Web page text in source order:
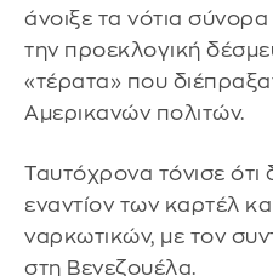
άνοιξε τα νότια
την προεκλογική
«τέρατα» που
Αμερικανών πολιτών.
Ταυτόχρονα τόνισε ότι
εναντίον των καρτέλ
ναρκωτικών, με τον
στη Βενεζουέλα.